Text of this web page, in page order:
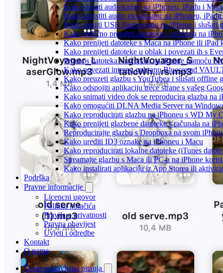
Kako slušati audioknjige na iPhoneu, iPadu i
Kako koristiti audio ekvalizator na iPhoneu,
Kako spojiti USB flash pogon na iPhone i slušati
Kako bežično prenijeti datoteke s računala na
Kako prenijeti datoteke s Maca na iPhone ili iPad
Kako prenijeti datoteke u oblak i povezati ih s
Prijenos datoteka s računala na iPhone pomoću
Kako povezati internu pohranu Bluesound
Kako preuzeti glazbu s YouTubea i slušati offline
Kako odspojiti aplikaciju treće strane s vašeg
Kako snimati video dok se reproducira glazba na
Kako omogućiti DLNA Media Server na
Kako reproducirati glazbu na iPhoneu s WD My
Kako prenijeti glazbene datoteke s računala na
Reproducirajte glazbu s Dropboxa na svom
Kako urediti ID3 oznake na iPhoneu i Macu
Kako reproducirati lokalne datoteke (iTunes
Streamajte glazbu s Maca ili PC-a na iPhone
Kako instalirati aplikaciju iz App Storea ili
Podrška
Pravne informacije
Licencni ugovor
Politika kolačića
Pravila o privatnosti
Pravna obavijest
Uvjeti i odredbe
Kontakt
O nama
Često postavljana pitanja